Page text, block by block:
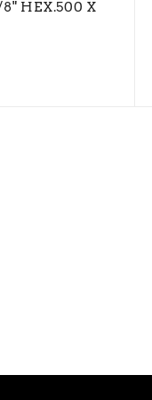
8" HEX.500 X